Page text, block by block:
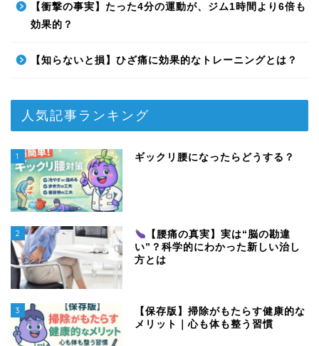
【衝撃の事実】たった4分の運動が、ジム1時間より6倍も
効果的？
【知らないと損】ひざ痛に効果的なトレーニングとは？
人気記事ランキング
1 ギックリ腰になったらどうする？
2
【腰痛の真実】実は“脳の勘違
い”？科学的にわかった新しい治し
方とは
3
【保存版】掃除がもたらす健康的な
メリット｜心も体も整う習慣